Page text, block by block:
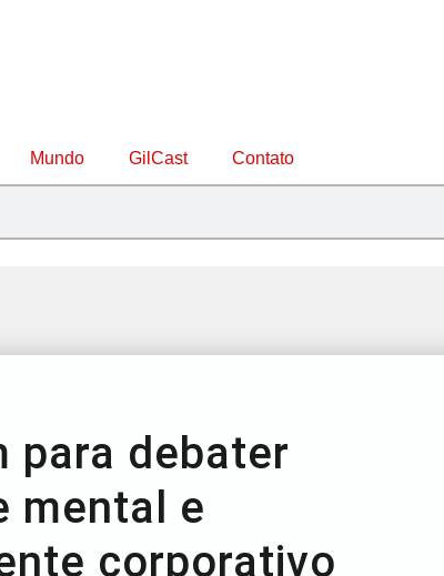
Mundo GilCast Contato
para debater
mental e
corporativo